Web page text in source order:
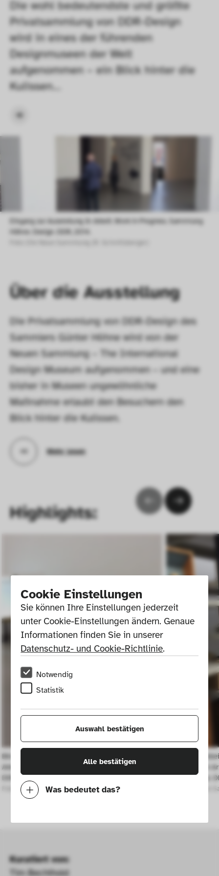
Cookie Einstellungen
Sie können Ihre Einstellungen jederzeit
unter Cookie-Einstellungen ändern. Genaue
Informationen finden Sie in unserer
Datenschutz- und Cookie-Richtlinie.
Notwendig
Statistik
Auswahl bestätigen
Alle bestätigen
Was bedeutet das?
Mit diesen Cookies können wir durch
Website die Funktionalität der Seite
verbessern. In einigen Fällen wird durch die
Die wohl bedeutendste und größte
Privatsammlung von DDR-Design
wird in eines der führenden
Designmuseen der Welt
aufgenommen – ein Blick hinter die
Kulissen…
Eingang zur Ausstellung In Arbeit. Work in Progress. Sammlung
Höhne. Design. DDR, 2014.
Über die Ausstellung
Die Privatsammlung von DDR-Design des
Sammlers Günter Höhne wird von der
Neuen Sammlung – The International
Design Museum aufgenommen – und eine
bisher in Museen ungewöhnliche
Maßnahme erlaubt den Besuchern den
Blick hinter die Kulissen.
Mehr lesen
Highlights:
Blick in den Besucherbereich der Ausstellung In
Arbeit. Work in Progress. Sammlung Höhne. Design.
DDR, 2014.
Foto: Die Neue Sammlung (R. Schmitzberger)
Blick in den
Ausstellung In
Höhne. Design.
Foto: Die Neue
Kuratiert von:
Tim Bechthold